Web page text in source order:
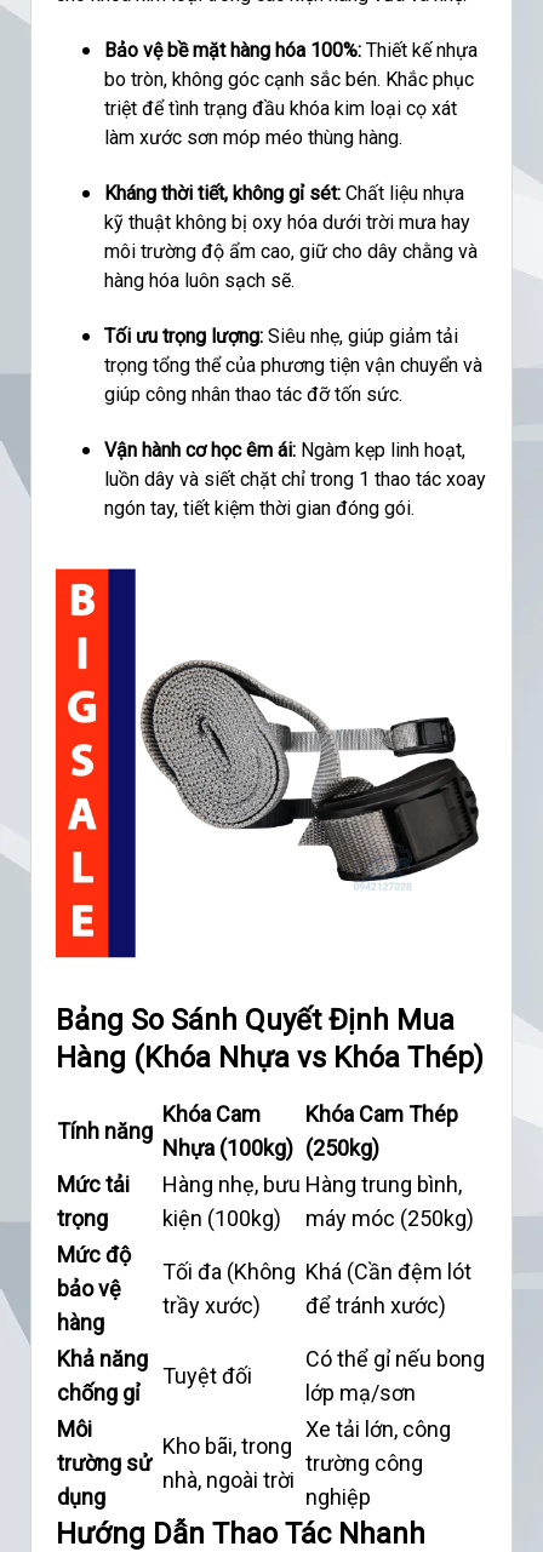
Bảo vệ bề mặt hàng hóa 100%: Thiết kế nhựa
bo tròn, không góc cạnh sắc bén. Khắc phục
triệt để tình trạng đầu khóa kim loại cọ xát
làm xước sơn móp méo thùng hàng.
Kháng thời tiết, không gỉ sét: Chất liệu nhựa
kỹ thuật không bị oxy hóa dưới trời mưa hay
môi trường độ ẩm cao, giữ cho dây chằng và
hàng hóa luôn sạch sẽ.
Tối ưu trọng lượng: Siêu nhẹ, giúp giảm tải
trọng tổng thể của phương tiện vận chuyển và
giúp công nhân thao tác đỡ tốn sức.
Vận hành cơ học êm ái: Ngàm kẹp linh hoạt,
luồn dây và siết chặt chỉ trong 1 thao tác xoay
ngón tay, tiết kiệm thời gian đóng gói.
Bảng So Sánh Quyết Định Mua
Hàng (Khóa Nhựa vs Khóa Thép)
Tính năng
Khóa Cam
Nhựa (100kg)
Khóa Cam Thép
(250kg)
Mức tải
trọng
Hàng nhẹ, bưu
kiện (100kg)
Hàng trung bình,
máy móc (250kg)
Mức độ
bảo vệ
hàng
Tối đa (Không
trầy xước)
Khá (Cần đệm lót
để tránh xước)
Khả năng
chống gỉ
Tuyệt đối
Có thể gỉ nếu bong
lớp mạ/sơn
Môi
trường sử
dụng
Kho bãi, trong
nhà, ngoài trời
Xe tải lớn, công
trường công
nghiệp
Hướng Dẫn Thao Tác Nhanh